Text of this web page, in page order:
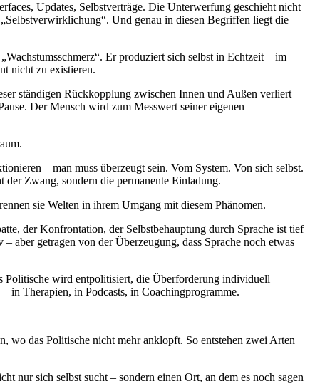
Updates, Selbstverträge. Die Unterwerfung geschieht nicht
Und genau in diesen Begriffen liegt die
Er produziert sich selbst in Echtzeit – im
nicht zu existieren.
ständigen Rückkopplung zwischen Innen und Außen verliert
Der Mensch wird zum Messwert seiner eigenen
– man muss überzeugt sein. Vom System. Von sich selbst.
der Zwang, sondern die permanente Einladung.
sie Welten in ihrem Umgang mit diesem Phänomen.
der Konfrontation, der Selbstbehauptung durch Sprache ist tief
aber getragen von der Überzeugung, dass Sprache noch etwas
Politische wird entpolitisiert, die Überforderung individuell
in Therapien, in Podcasts, in Coachingprogramme.
wo das Politische nicht mehr anklopft. So entstehen zwei Arten
nur sich selbst sucht – sondern einen Ort, an dem es noch sagen